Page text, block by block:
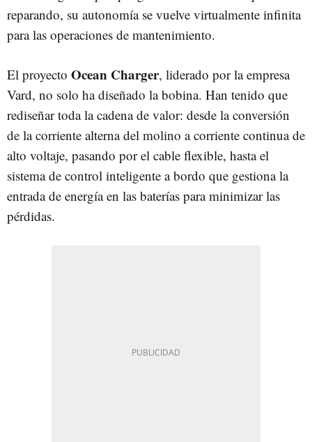
reparando, su autonomía se vuelve virtualmente infinita
para las operaciones de mantenimiento.
El proyecto Ocean Charger, liderado por la empresa
Vard, no solo ha diseñado la bobina. Han tenido que
rediseñar toda la cadena de valor: desde la conversión
de la corriente alterna del molino a corriente continua de
alto voltaje, pasando por el cable flexible, hasta el
sistema de control inteligente a bordo que gestiona la
entrada de energía en las baterías para minimizar las
pérdidas.